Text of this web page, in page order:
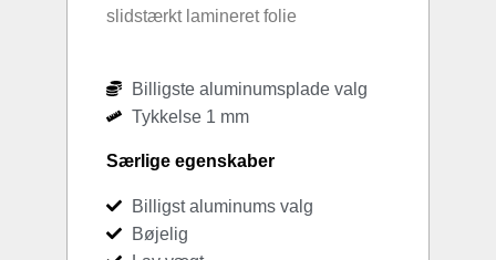
slidstærkt lamineret folie
Billigste aluminumsplade valg
Tykkelse 1 mm
Særlige egenskaber
Billigst aluminums valg
Bøjelig